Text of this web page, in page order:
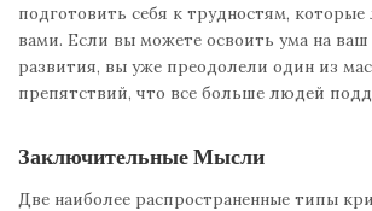
подготовить себя к трудностям, которые
вами. Если вы можете освоить ума на ваш
развития, вы уже преодолели один из
препятствий, что все больше людей
Заключительные Мысли
Две наиболее распространенные типы